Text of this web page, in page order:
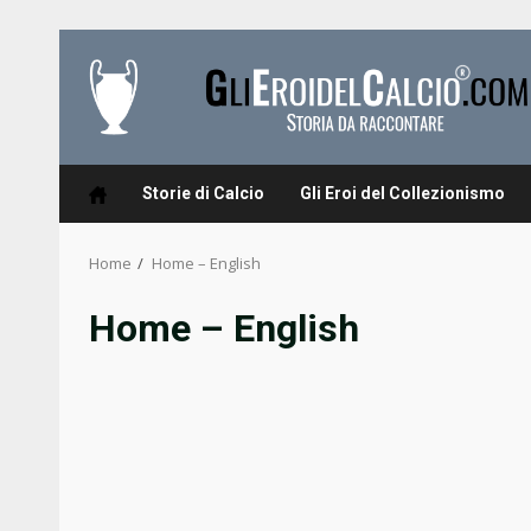
content
Storie di Calcio Gli Eroi del Collezionismo
Home Home – English
Home – English